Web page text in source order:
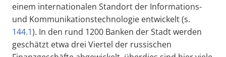
einem internationalen Standort der Informations-
und Kommunikationstechnologie entwickelt (s.
144.1). In den rund 1200 Banken der Stadt werden
geschätzt etwa drei Viertel der russischen